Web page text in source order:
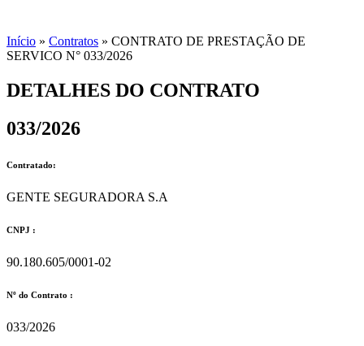
Início » Contratos » CONTRATO DE PRESTAÇÃO DE
SERVICO N° 033/2026
DETALHES DO CONTRATO​
033/2026
Contratado:
GENTE SEGURADORA S.A
CNPJ :
90.180.605/0001-02
Nº do Contrato :
033/2026